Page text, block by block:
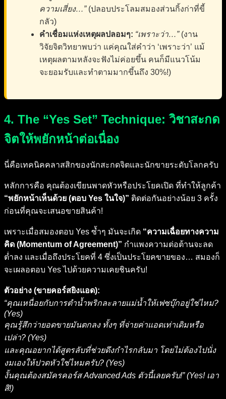
ความเสี่ยง…”(ปลอบประโลมสมองส่วนกิ้งก่าที่ขี้
กลัว)
คำเชื่อมแห่งเหตุผลปลอมๆ: “เพราะว่า…”(งาน
วิจัยจิตวิทยาพบว่า แค่คุณใส่คำว่า ‘เพราะว่า’ แม้
เหตุผลตามหลังจะฟังไม่ค่อยขึ้น คนก็มีแนวโน้ม
จะยอมรับและทำตามมากขึ้นถึง 30%!)
4. The “Yes Set” Technique: วิชาสะกด
จิตให้พยักหน้าต่อเนื่อง
นี่คือเทคนิคคลาสสิกของนักสะกดจิตและนักขายระดับโลกครับ
หลักการคือ คุณต้องเขียนพาดหัวหรือประโยคเปิด ที่ทำให้ลูกค้า
“พยักหน้าเห็นด้วย (ตอบ Yes ในใจ)” ติดต่อกันอย่างน้อย 3 ครั้ง
ก่อนที่คุณจะเสนอขายสินค้า!
เพราะเมื่อสมองตอบ Yes ซ้ำๆ มันจะเกิด “ความเฉื่อยทางความ
คิด (Momentum of Agreement)” กำแพงความต่อต้านจะลด
ต่ำลง และเมื่อถึงประโยคที่ 4 ซึ่งเป็นประโยคขายของ… สมองก็
จะเผลอตอบ Yes ไปด้วยความเคยชินครับ!
ตัวอย่าง (ขายคอร์สยิงแอด):
“คุณเหนื่อยกับการตำน้ำพริกละลายแม่น้ำให้เฟซบุ๊กอยู่ใช่ไหม?
(Yes)
คุณรู้สึกว่ายอดขายมันตกลง ทั้งๆ ที่จ่ายค่าแอดเท่าเดิมหรือ
เปล่า? (Yes)
และคุณอยากได้สูตรลับที่ช่วยดึงกำไรกลับมา โดยไม่ต้องไปนั่ง
งมเองให้ปวดหัวใช่ไหมครับ? (Yes)
งั้นคุณต้องสมัครคอร์ส Advanced Ads ตัวนี้เลยครับ!” (Yes! เอา
สิ!)